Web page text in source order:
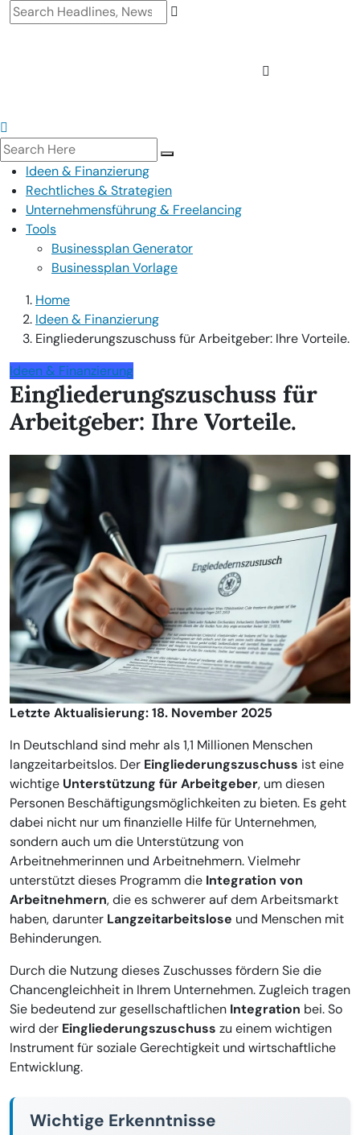
Ideen & Finanzierung
Rechtliches & Strategien
Unternehmensführung & Freelancing
Tools
Businessplan Generator
Businessplan Vorlage
Home
Ideen & Finanzierung
Eingliederungszuschuss für Arbeitgeber: Ihre Vorteile.
Ideen & Finanzierung
Eingliederungszuschuss für
Arbeitgeber: Ihre Vorteile.
Letzte Aktualisierung: 18. November 2025
In Deutschland sind mehr als 1,1 Millionen Menschen
langzeitarbeitslos. Der Eingliederungszuschuss ist eine
wichtige Unterstützung für Arbeitgeber, um diesen
Personen Beschäftigungsmöglichkeiten zu bieten. Es geht
dabei nicht nur um finanzielle Hilfe für Unternehmen,
sondern auch um die Unterstützung von
Arbeitnehmerinnen und Arbeitnehmern. Vielmehr
unterstützt dieses Programm die Integration von
Arbeitnehmern, die es schwerer auf dem Arbeitsmarkt
haben, darunter Langzeitarbeitslose und Menschen mit
Behinderungen.
Durch die Nutzung dieses Zuschusses fördern Sie die
Chancengleichheit in Ihrem Unternehmen. Zugleich tragen
Sie bedeutend zur gesellschaftlichen Integration bei. So
wird der Eingliederungszuschuss zu einem wichtigen
Instrument für soziale Gerechtigkeit und wirtschaftliche
Entwicklung.
Wichtige Erkenntnisse